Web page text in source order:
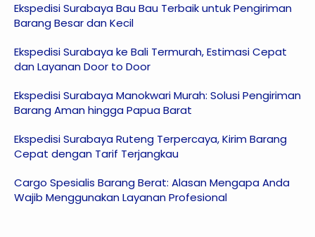
Ekspedisi Surabaya Bau Bau Terbaik untuk Pengiriman
Barang Besar dan Kecil
Ekspedisi Surabaya ke Bali Termurah, Estimasi Cepat
dan Layanan Door to Door
Ekspedisi Surabaya Manokwari Murah: Solusi Pengiriman
Barang Aman hingga Papua Barat
Ekspedisi Surabaya Ruteng Terpercaya, Kirim Barang
Cepat dengan Tarif Terjangkau
Cargo Spesialis Barang Berat: Alasan Mengapa Anda
Wajib Menggunakan Layanan Profesional